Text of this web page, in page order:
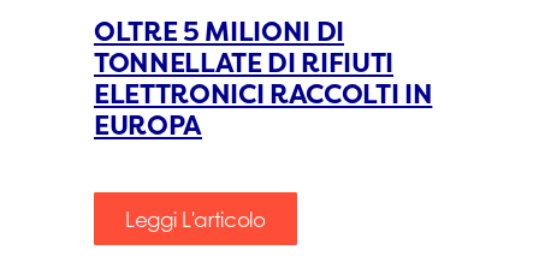
OLTRE 5 MILIONI DI
TONNELLATE DI RIFIUTI
ELETTRONICI RACCOLTI IN
EUROPA
Leggi L'articolo